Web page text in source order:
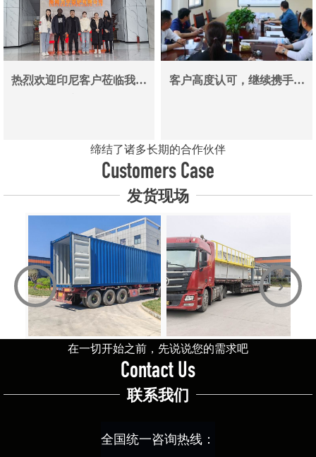
热烈欢迎印尼客户莅临我司
客户高度认可，继续携手同
缔结了诸多长期的合作伙伴
Customers Case
发货现场
‹ ›
在一切开始之前，先说说您的需求吧
Contact Us
联系我们
全国统一咨询热线：